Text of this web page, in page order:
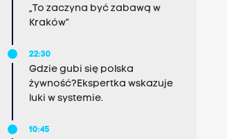
„To zaczyna być zabawą w
Kraków”
22:30
Gdzie gubi się polska
żywność?Ekspertka wskazuje
luki w systemie.
10:45